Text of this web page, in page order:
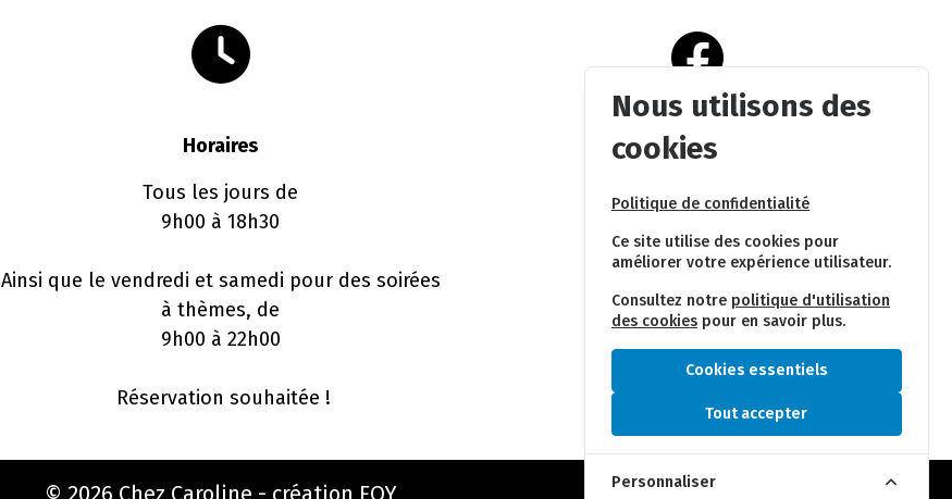
Horaires
Tous les jours de
9h00 à 18h30
Ainsi que le vendredi et samedi pour des soirées
à thèmes, de
9h00 à 22h00
Réservation souhaitée !
Réseaux sociaux
© 2026 Chez Caroline - création FOY
Nous utilisons des
cookies
Politique de confidentialité
Ce site utilise des cookies pour
améliorer votre expérience utilisateur.
Consultez notre politique d'utilisation
des cookies pour en savoir plus.
Cookies essentiels
Tout accepter
Personnaliser